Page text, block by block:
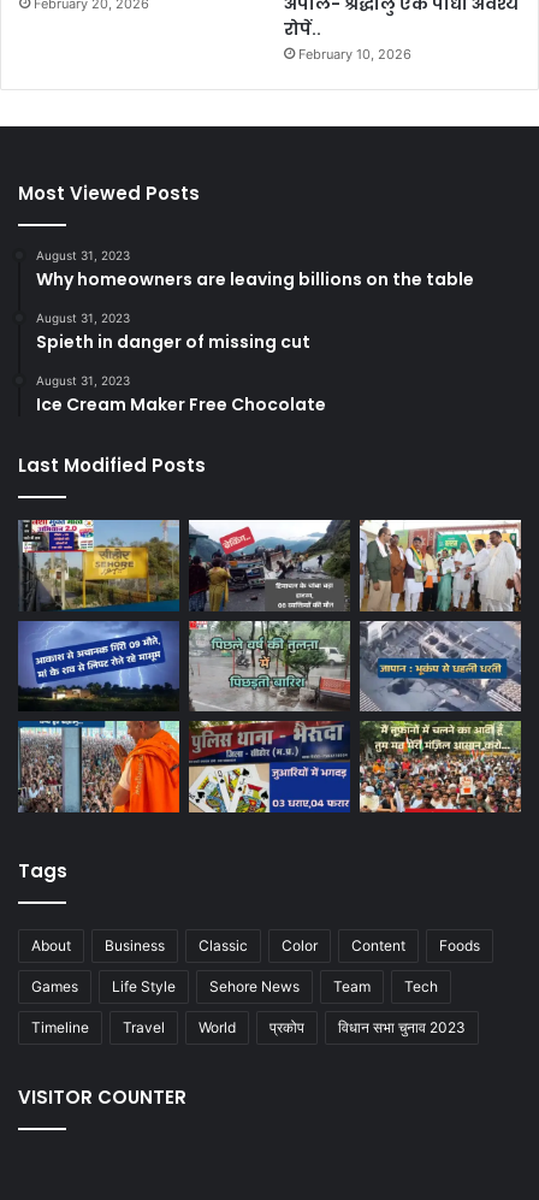
February 20, 2026
रोपें..
February 10, 2026
Most Viewed Posts
August 31, 2023
Why homeowners are leaving billions on the table
August 31, 2023
Spieth in danger of missing cut
August 31, 2023
Ice Cream Maker Free Chocolate
Last Modified Posts
Tags
About Business Classic Color Content Foods
Games Life Style Sehore News Team Tech
Timeline Travel World प्रकोप विधान सभा चुनाव 2023
VISITOR COUNTER